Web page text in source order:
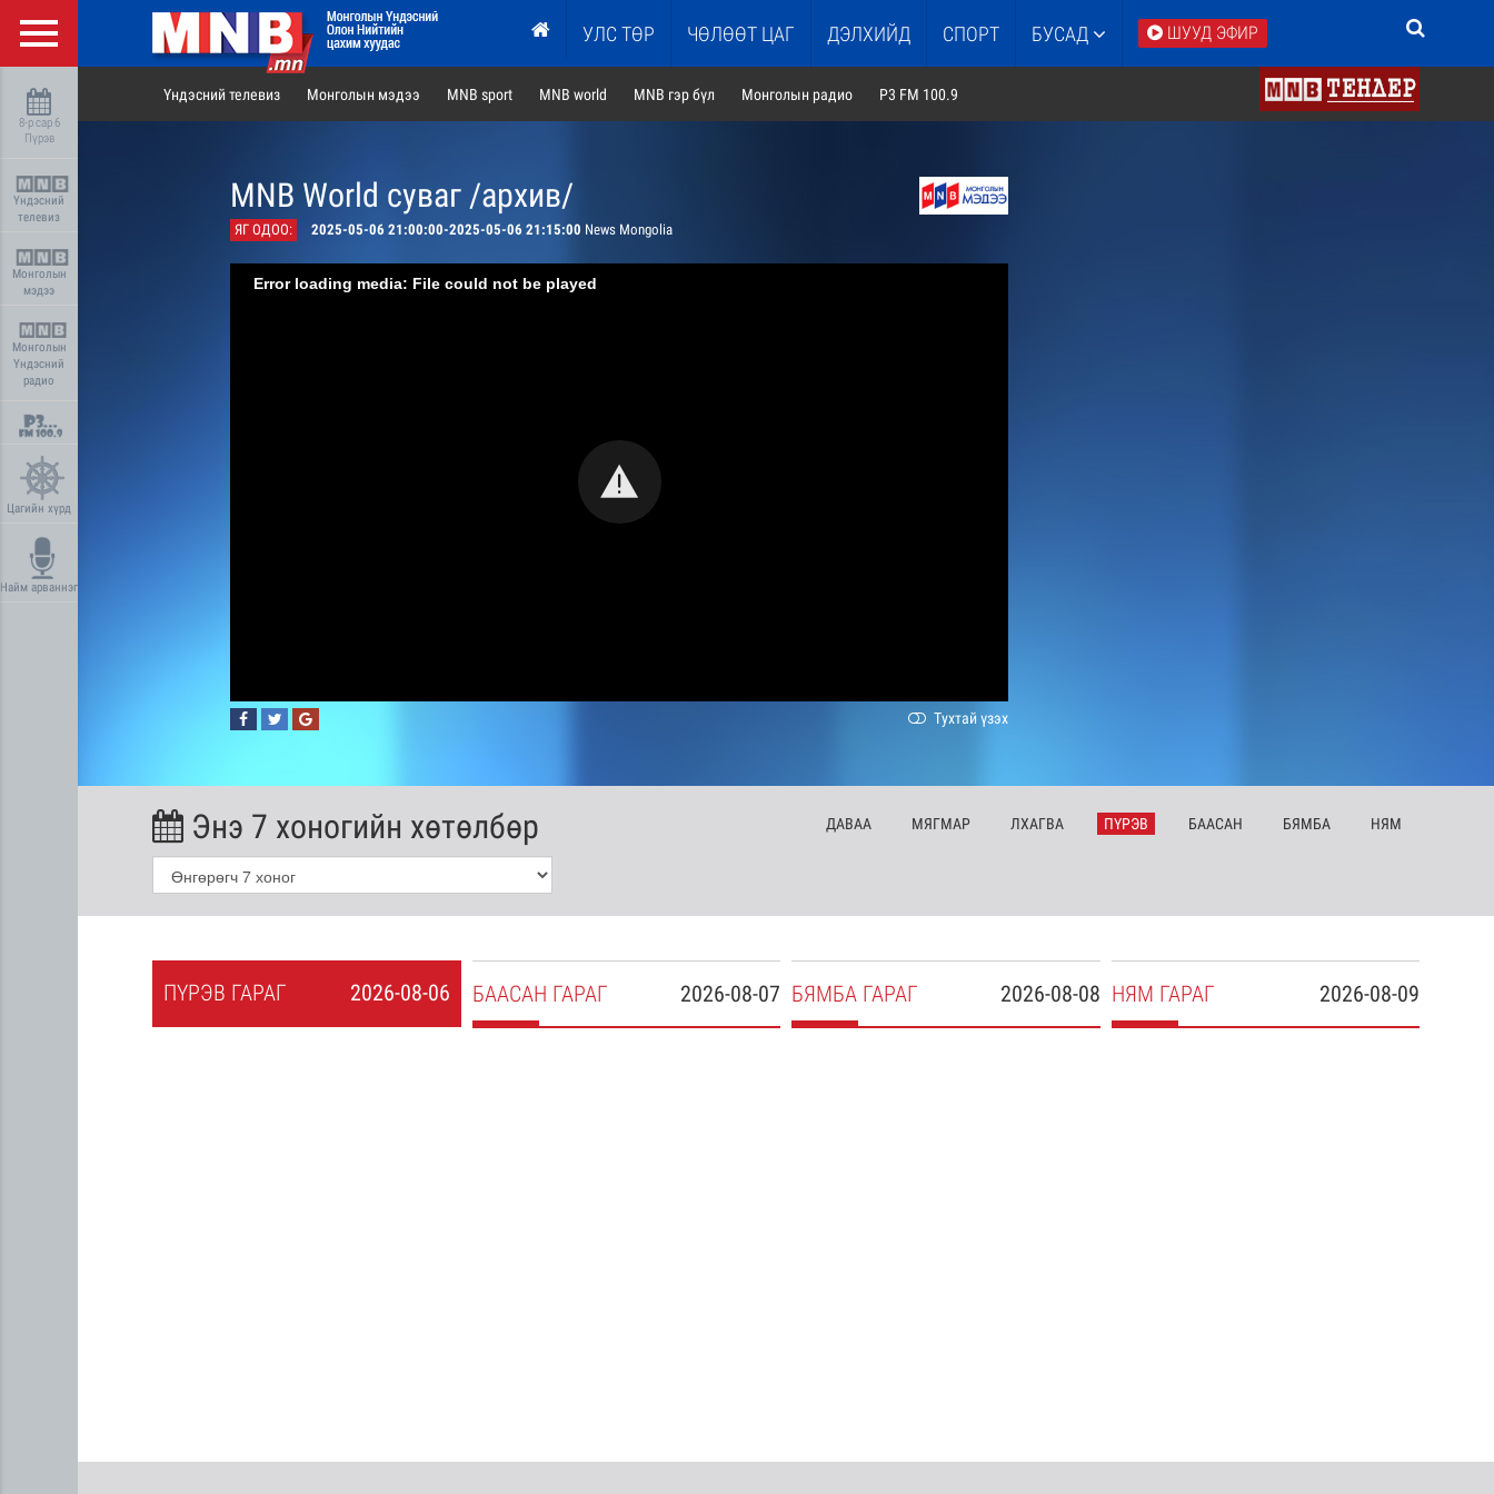
УЛС ТӨР ЧӨЛӨӨТ ЦАГ ДЭЛХИЙД СПОРТ БУСАД ШУУД ЭФИР
8-р сар 6
Пүрэв
Үндэсний
телевиз
Монголын
мэдээ
Монголын
Үндэсний
радио
Цагийн хүрд
Найм арваннэг
Үндэсний телевиз Монголын мэдээ MNB sport MNB world MNB гэр бүл Монголын радио P3 FM 100.9
MNB World суваг /архив/
ЯГ ОДОО: 2025-05-06 21:00:00-2025-05-06 21:15:00 News Mongolia
Error loading media: File could not be played
Тухтай үзэх
Энэ 7 хоногийн хөтөлбөр ДАВАА МЯГМАР ЛХАГВА ПҮРЭВ БААСАН БЯМБА НЯМ
2026-08-06
ПҮРЭВ ГАРАГ 2026-08-07
БААСАН ГАРАГ 2026-08-08
БЯМБА ГАРАГ 2026-08-09
НЯМ ГАРАГ